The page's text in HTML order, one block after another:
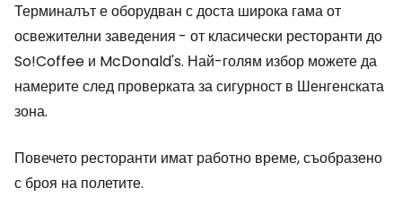
Терминалът е оборудван с доста широка гама от
освежителни заведения - от класически ресторанти до
So!Coffee и McDonald's. Най-голям избор можете да
намерите след проверката за сигурност в Шенгенската
зона.
Повечето ресторанти имат работно време, съобразено
с броя на полетите.